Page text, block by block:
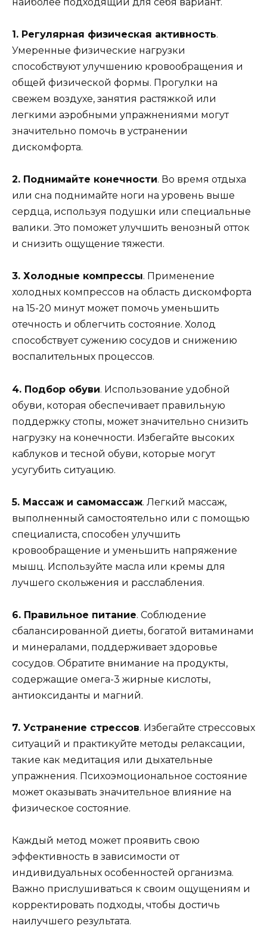
1. Регулярная физическая активность.
Умеренные физические нагрузки
способствуют улучшению кровообращения и
общей физической формы. Прогулки на
свежем воздухе, занятия растяжкой или
легкими аэробными упражнениями могут
значительно помочь в устранении
дискомфорта.
2. Поднимайте конечности. Во время отдыха
или сна поднимайте ноги на уровень выше
сердца, используя подушки или специальные
валики. Это поможет улучшить венозный отток
и снизить ощущение тяжести.
3. Холодные компрессы. Применение
холодных компрессов на область дискомфорта
на 15-20 минут может помочь уменьшить
отечность и облегчить состояние. Холод
способствует сужению сосудов и снижению
воспалительных процессов.
4. Подбор обуви. Использование удобной
обуви, которая обеспечивает правильную
поддержку стопы, может значительно снизить
нагрузку на конечности. Избегайте высоких
каблуков и тесной обуви, которые могут
усугубить ситуацию.
5. Массаж и самомассаж. Легкий массаж,
выполненный самостоятельно или с помощью
специалиста, способен улучшить
кровообращение и уменьшить напряжение
мышц. Используйте масла или кремы для
лучшего скольжения и расслабления.
6. Правильное питание. Соблюдение
сбалансированной диеты, богатой витаминами
и минералами, поддерживает здоровье
сосудов. Обратите внимание на продукты,
содержащие омега-3 жирные кислоты,
антиоксиданты и магний.
7. Устранение стрессов. Избегайте стрессовых
ситуаций и практикуйте методы релаксации,
такие как медитация или дыхательные
упражнения. Психоэмоциональное состояние
может оказывать значительное влияние на
физическое состояние.
Каждый метод может проявить свою
эффективность в зависимости от
индивидуальных особенностей организма.
Важно прислушиваться к своим ощущениям и
корректировать подходы, чтобы достичь
наилучшего результата.